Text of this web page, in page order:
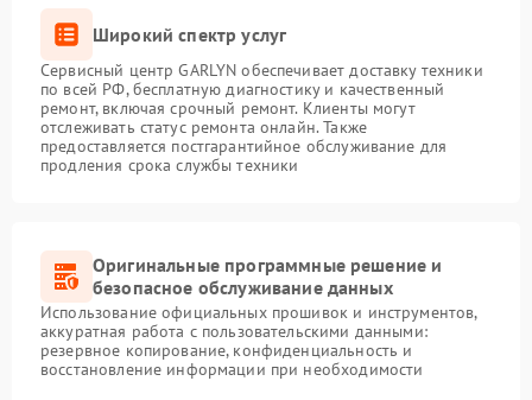
Широкий спектр услуг
Сервисный центр GARLYN обеспечивает доставку техники
по всей РФ, бесплатную диагностику и качественный
ремонт, включая срочный ремонт. Клиенты могут
отслеживать статус ремонта онлайн. Также
предоставляется постгарантийное обслуживание для
продления срока службы техники
Оригинальные программные решение и
безопасное обслуживание данных
Использование официальных прошивок и инструментов,
аккуратная работа с пользовательскими данными:
резервное копирование, конфиденциальность и
восстановление информации при необходимости